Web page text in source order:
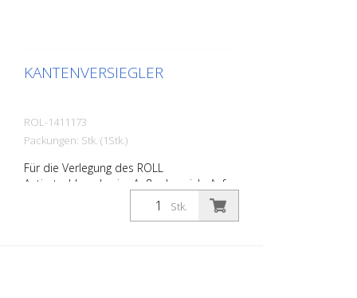
KANTENVERSIEGLER
ROL-1411173
Packungen: Stk. (1Stk.)
Für die Verlegung des ROLL
Antirutschbandes im Außenbereich. Auf
PVC-Basis. Tube à 50g inkl. Düse.
Stk.